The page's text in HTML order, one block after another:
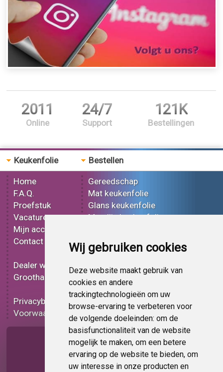
Wij gebruiken cookies
Deze website maakt gebruik van
cookies en andere
trackingtechnologieën om uw
browse-ervaring te verbeteren voor
de volgende doeleinden: om de
basisfunctionaliteit van de website
mogelijk te maken, om een betere
ervaring op de website te bieden, om
uw interesse in onze producten en
2011
Online
24/7
Support
121K
Bestellingen
Keukenfolie
Home
F.A.Q.
Proefstuk
Vacatures
Mijn account
Contact
Dealer worden
Groothandel
Privacybeleid
Voorwaarden
Bestellen
Gereedschap
Mat keukenfolie
Glans keukenfolie
Metallic keukenfolie
Effect keukenfolie
Bedrukt keukenfolie
Carbon keukenfolie
Lampen folie
Functionele folie
Keukenfolie korting
Op bestelling
Pagina delen